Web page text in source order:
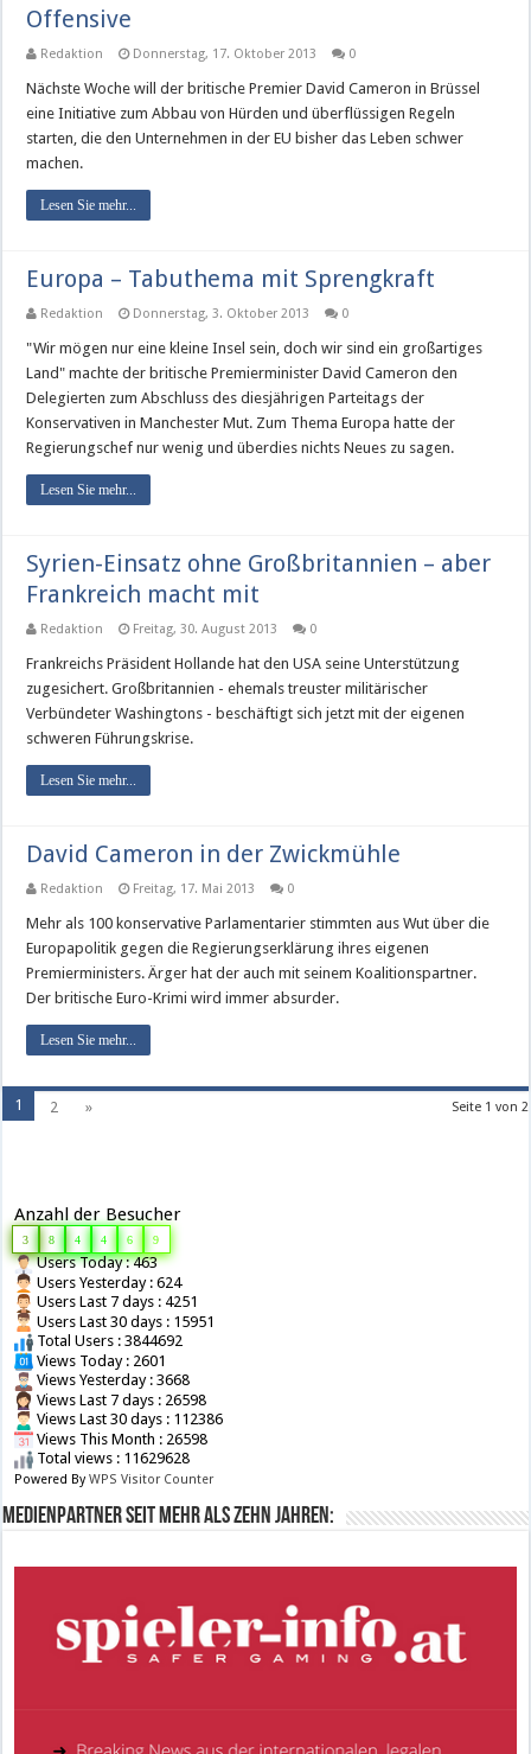
Offensive
Redaktion Donnerstag, 17. Oktober 2013 0
Nächste Woche will der britische Premier David Cameron in Brüssel
eine Initiative zum Abbau von Hürden und überflüssigen Regeln
starten, die den Unternehmen in der EU bisher das Leben schwer
machen.
Lesen Sie mehr...
Europa – Tabuthema mit Sprengkraft
Redaktion Donnerstag, 3. Oktober 2013 0
"Wir mögen nur eine kleine Insel sein, doch wir sind ein großartiges
Land" machte der britische Premierminister David Cameron den
Delegierten zum Abschluss des diesjährigen Parteitags der
Konservativen in Manchester Mut. Zum Thema Europa hatte der
Regierungschef nur wenig und überdies nichts Neues zu sagen.
Lesen Sie mehr...
Syrien-Einsatz ohne Großbritannien – aber
Frankreich macht mit
Redaktion Freitag, 30. August 2013 0
Frankreichs Präsident Hollande hat den USA seine Unterstützung
zugesichert. Großbritannien - ehemals treuster militärischer
Verbündeter Washingtons - beschäftigt sich jetzt mit der eigenen
schweren Führungskrise.
Lesen Sie mehr...
David Cameron in der Zwickmühle
Redaktion Freitag, 17. Mai 2013 0
Mehr als 100 konservative Parlamentarier stimmten aus Wut über die
Europapolitik gegen die Regierungserklärung ihres eigenen
Premierministers. Ärger hat der auch mit seinem Koalitionspartner.
Der britische Euro-Krimi wird immer absurder.
Lesen Sie mehr...
Seite 1 von 2
1 2 »
Anzahl der Besucher
3 8 4 4 6 9
Users Today : 463
Users Yesterday : 624
Users Last 7 days : 4251
Users Last 30 days : 15951
Total Users : 3844692
Views Today : 2601
Views Yesterday : 3668
Views Last 7 days : 26598
Views Last 30 days : 112386
Views This Month : 26598
Total views : 11629628
Powered ByWPS Visitor Counter
Medienpartner seit mehr als zehn Jahren: